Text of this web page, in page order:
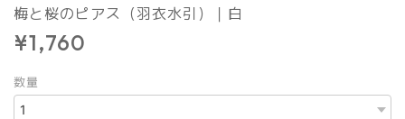
梅と桜のピアス（羽衣水引）｜白
¥1,760
数量